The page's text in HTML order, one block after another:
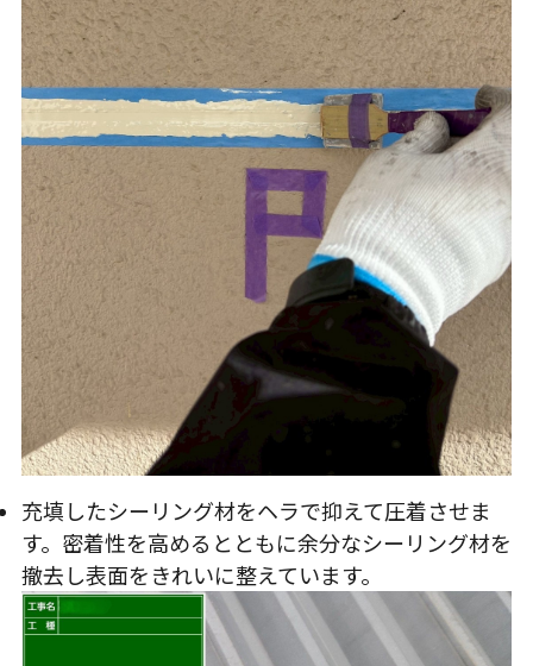
充填したシーリング材をヘラで抑えて圧着させま
す。密着性を高めるとともに余分なシーリング材を
撤去し表面をきれいに整えています。